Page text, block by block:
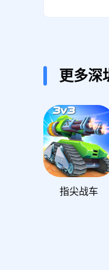
更多深
指尖战车